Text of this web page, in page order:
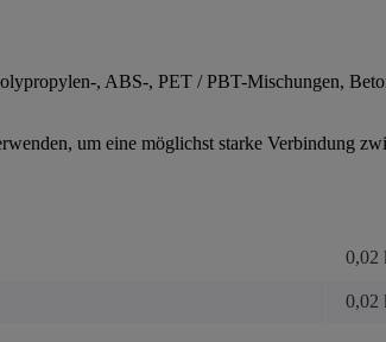
, ABS-, PET / PBT-Mischungen,
um eine möglichst starke Verbindung
0,02
0,02